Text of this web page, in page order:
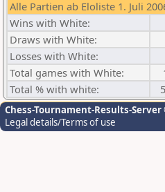
Alle Partien ab Eloliste 1. Juli
Wins with White:
Draws with White:
Losses with White:
Total games with White:
Total % with white:
Chess-Tournament-Results-Server
Legal details/Terms of use